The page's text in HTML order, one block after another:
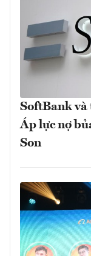
SoftBank và
Áp lực nợ
Son